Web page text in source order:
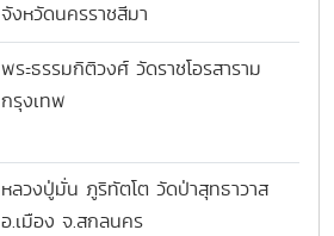
จังหวัดนครราชสีมา
พระธรรมกิติวงศ์ วัดราชโอรสาราม
กรุงเทพ
หลวงปู่มั่น ภูริทัตโต วัดป่าสุทธาวาส
อ.เมือง จ.สกลนคร